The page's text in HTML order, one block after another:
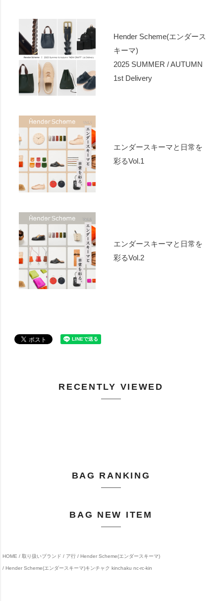
Hender Scheme(エンダース
キーマ)
2025 SUMMER / AUTUMN
1st Delivery
エンダースキーマと日常を
彩るVol.1
エンダースキーマと日常を
彩るVol.2
RECENTLY VIEWED
BAG RANKING
BAG NEW ITEM
HOME 取り扱いブランド ア行 Hender Scheme(エンダースキーマ)
Hender Scheme(エンダースキーマ)キンチャク kinchaku nc-rc-kin